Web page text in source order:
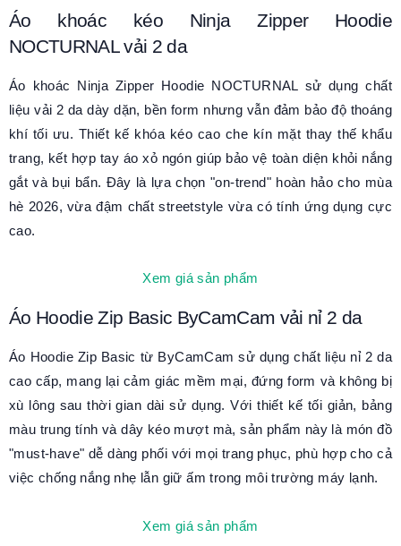
Áo khoác kéo Ninja Zipper Hoodie
NOCTURNAL vải 2 da
Áo khoác Ninja Zipper Hoodie NOCTURNAL sử dụng chất
liệu vải 2 da dày dặn, bền form nhưng vẫn đảm bảo độ thoáng
khí tối ưu. Thiết kế khóa kéo cao che kín mặt thay thế khẩu
trang, kết hợp tay áo xỏ ngón giúp bảo vệ toàn diện khỏi nắng
gắt và bụi bẩn. Đây là lựa chọn "on-trend" hoàn hảo cho mùa
hè 2026, vừa đậm chất streetstyle vừa có tính ứng dụng cực
cao.
Xem giá sản phẩm
Áo Hoodie Zip Basic ByCamCam vải nỉ 2 da
Áo Hoodie Zip Basic từ ByCamCam sử dụng chất liệu nỉ 2 da
cao cấp, mang lại cảm giác mềm mại, đứng form và không bị
xù lông sau thời gian dài sử dụng. Với thiết kế tối giản, bảng
màu trung tính và dây kéo mượt mà, sản phẩm này là món đồ
"must-have" dễ dàng phối với mọi trang phục, phù hợp cho cả
việc chống nắng nhẹ lẫn giữ ấm trong môi trường máy lạnh.
Xem giá sản phẩm